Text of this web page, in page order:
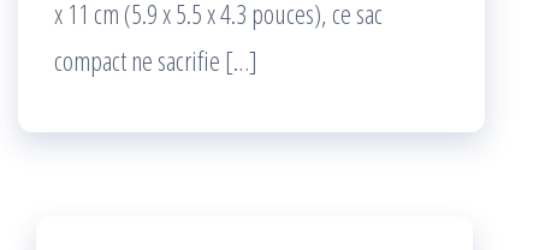
x 11 cm (5.9 x 5.5 x 4.3 pouces), ce sac
compact ne sacrifie […]